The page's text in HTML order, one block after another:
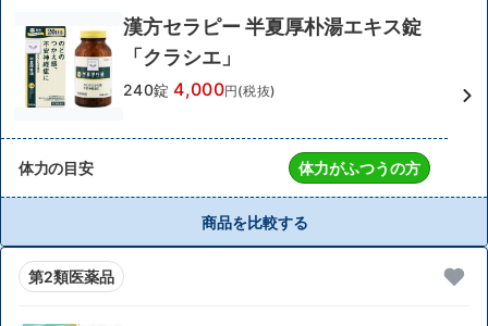
漢方セラピー 半夏厚朴湯エキス錠
「クラシエ」
240錠 4,000円(税抜)
体力の目安 体力がふつうの方
商品を比較する
第2類医薬品